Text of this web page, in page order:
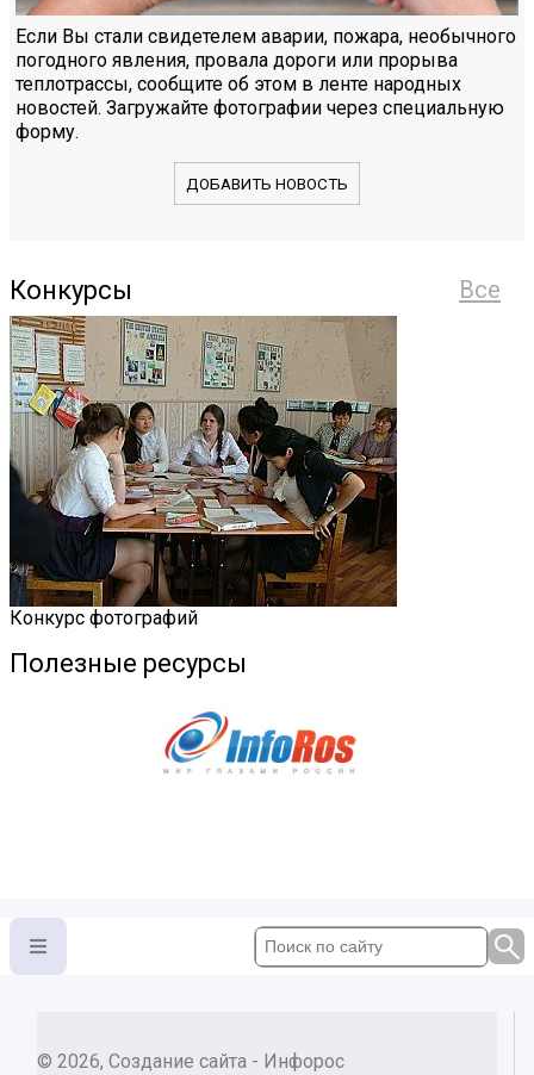
Если Вы стали свидетелем аварии, пожара, необычного
погодного явления, провала дороги или прорыва
теплотрассы, сообщите об этом в ленте народных
новостей. Загружайте фотографии через специальную
форму.
ДОБАВИТЬ НОВОСТЬ
Все
Конкурсы
Конкурс фотографий
Полезные ресурсы
© 2026, Создание сайта - Инфорос